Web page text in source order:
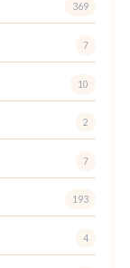
369
7
10
2
7
193
4